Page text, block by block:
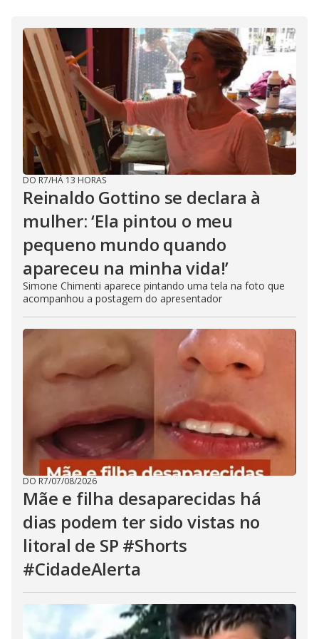
d
e
o
DO R7/HÁ 13 HORAS
Reinaldo Gottino se declara à
mulher: ‘Ela pintou o meu
pequeno mundo quando
apareceu na minha vida!’
Simone Chimenti aparece pintando uma tela na foto que
acompanhou a postagem do apresentador
DO R7/07/08/2026
Mãe e filha desaparecidas há
dias podem ter sido vistas no
litoral de SP #Shorts
#CidadeAlerta